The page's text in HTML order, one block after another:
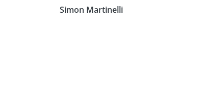
Simon Martinelli